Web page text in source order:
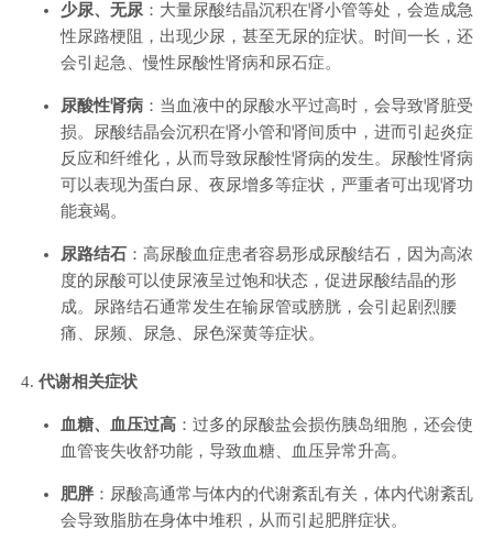
少尿、无尿 ：大量尿酸结晶沉积在肾小管等处，会造成急
性尿路梗阻，出现少尿，甚至无尿的症状。时间一长，还
会引起急、慢性尿酸性肾病和尿石症。
尿酸性肾病 ：当血液中的尿酸水平过高时，会导致肾脏受
损。尿酸结晶会沉积在肾小管和肾间质中，进而引起炎症
反应和纤维化，从而导致尿酸性肾病的发生。尿酸性肾病
可以表现为蛋白尿、夜尿增多等症状，严重者可出现肾功
能衰竭。
尿路结石 ：高尿酸血症患者容易形成尿酸结石，因为高浓
度的尿酸可以使尿液呈过饱和状态，促进尿酸结晶的形
成。尿路结石通常发生在输尿管或膀胱，会引起剧烈腰
痛、尿频、尿急、尿色深黄等症状。
代谢相关症状
血糖、血压过高 ：过多的尿酸盐会损伤胰岛细胞，还会使
血管丧失收舒功能，导致血糖、血压异常升高。
肥胖：尿酸高通常与体内的代谢紊乱有关，体内代谢紊乱
会导致脂肪在身体中堆积，从而引起肥胖症状。